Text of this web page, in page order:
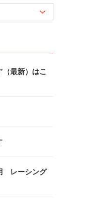
最新）はこ
レーシング